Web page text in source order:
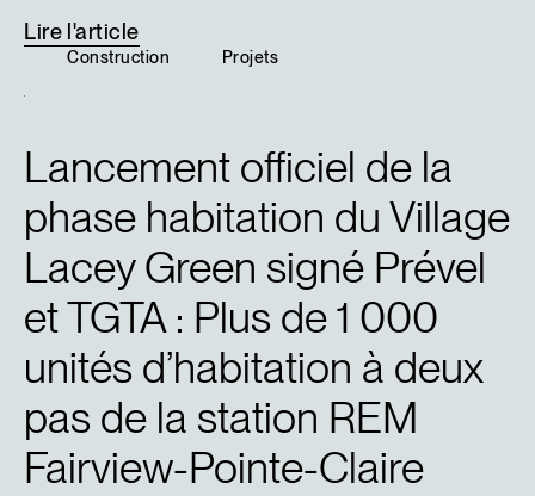
Lire l'article
Construction Projets
Lancement officiel de la
phase habitation du Village
Lacey Green signé Prével
et TGTA : Plus de 1 000
unités d’habitation à deux
pas de la station REM
Fairview-Pointe-Claire